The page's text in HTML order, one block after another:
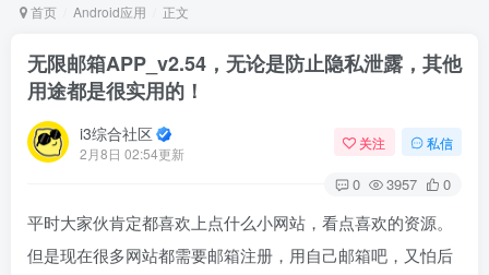
首页 Android应用 正文
无限邮箱APP_v2.54，无论是防止隐私泄露，其他
用途都是很实用的！
i3综合社区
2月8日 02:54更新
关注 私信
0 3957 0
平时大家伙肯定都喜欢上点什么小网站，看点喜欢的资源。
但是现在很多网站都需要邮箱注册，用自己邮箱吧，又怕后